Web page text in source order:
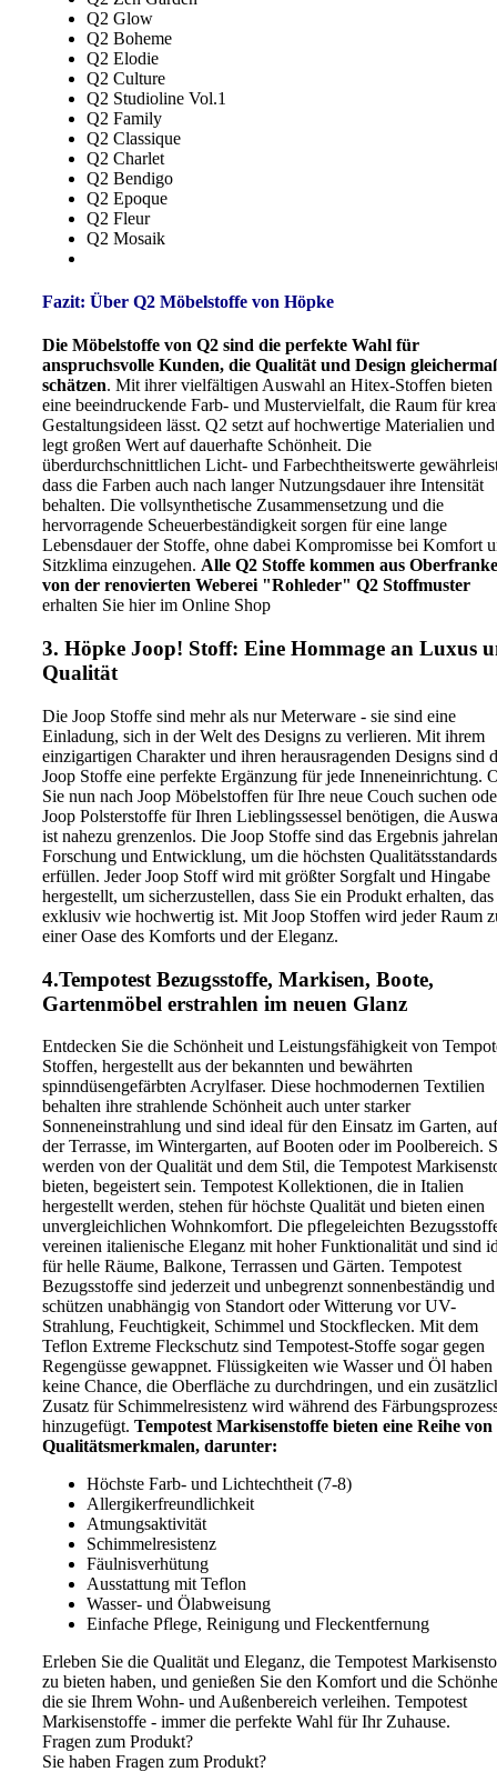
Q2 Glow
Q2 Boheme
Q2 Elodie
Q2 Culture
Q2 Studioline Vol.1
Q2 Family
Q2 Classique
Q2 Charlet
Q2 Bendigo
Q2 Epoque
Q2 Fleur
Q2 Mosaik
Fazit: Über Q2 Möbelstoffe von Höpke
Die Möbelstoffe von Q2 sind die perfekte Wahl für
anspruchsvolle Kunden, die Qualität und Design
schätzen. Mit ihrer vielfältigen Auswahl an Hitex-Stoffen bieten
eine beeindruckende Farb- und Mustervielfalt, die Raum für
Gestaltungsideen lässt. Q2 setzt auf hochwertige Materialien und
legt großen Wert auf dauerhafte Schönheit. Die
überdurchschnittlichen Licht- und Farbechtheitswerte
dass die Farben auch nach langer Nutzungsdauer ihre Intensität
behalten. Die vollsynthetische Zusammensetzung und die
hervorragende Scheuerbeständigkeit sorgen für eine lange
Lebensdauer der Stoffe, ohne dabei Kompromisse bei Komfort
Sitzklima einzugehen. Alle Q2 Stoffe kommen aus
von der renovierten Weberei "Rohleder" Q2 Stoffmuster
erhalten Sie hier im Online Shop
3. Höpke Joop! Stoff: Eine Hommage an Luxus
Qualität
Die Joop Stoffe sind mehr als nur Meterware - sie sind eine
Einladung, sich in der Welt des Designs zu verlieren. Mit ihrem
einzigartigen Charakter und ihren herausragenden Designs sind
Joop Stoffe eine perfekte Ergänzung für jede Inneneinrichtung.
Sie nun nach Joop Möbelstoffen für Ihre neue Couch suchen
Joop Polsterstoffe für Ihren Lieblingssessel benötigen, die
ist nahezu grenzenlos. Die Joop Stoffe sind das Ergebnis
Forschung und Entwicklung, um die höchsten
erfüllen. Jeder Joop Stoff wird mit größter Sorgfalt und Hingabe
hergestellt, um sicherzustellen, dass Sie ein Produkt erhalten, das
exklusiv wie hochwertig ist. Mit Joop Stoffen wird jeder Raum
einer Oase des Komforts und der Eleganz.
4.Tempotest Bezugsstoffe, Markisen, Boote,
Gartenmöbel erstrahlen im neuen Glanz
Entdecken Sie die Schönheit und Leistungsfähigkeit von
Stoffen, hergestellt aus der bekannten und bewährten
spinndüsengefärbten Acrylfaser. Diese hochmodernen Textilien
behalten ihre strahlende Schönheit auch unter starker
Sonneneinstrahlung und sind ideal für den Einsatz im Garten, auf
der Terrasse, im Wintergarten, auf Booten oder im Poolbereich.
werden von der Qualität und dem Stil, die Tempotest
bieten, begeistert sein. Tempotest Kollektionen, die in Italien
hergestellt werden, stehen für höchste Qualität und bieten einen
unvergleichlichen Wohnkomfort. Die pflegeleichten
vereinen italienische Eleganz mit hoher Funktionalität und sind
für helle Räume, Balkone, Terrassen und Gärten. Tempotest
Bezugsstoffe sind jederzeit und unbegrenzt sonnenbeständig und
schützen unabhängig von Standort oder Witterung vor UV-
Strahlung, Feuchtigkeit, Schimmel und Stockflecken. Mit dem
Teflon Extreme Fleckschutz sind Tempotest-Stoffe sogar gegen
Regengüsse gewappnet. Flüssigkeiten wie Wasser und Öl haben
keine Chance, die Oberfläche zu durchdringen, und ein
Zusatz für Schimmelresistenz wird während des
hinzugefügt. Tempotest Markisenstoffe bieten eine Reihe von
Qualitätsmerkmalen, darunter:
Höchste Farb- und Lichtechtheit (7-8)
Allergikerfreundlichkeit
Atmungsaktivität
Schimmelresistenz
Fäulnisverhütung
Ausstattung mit Teflon
Wasser- und Ölabweisung
Einfache Pflege, Reinigung und Fleckentfernung
Erleben Sie die Qualität und Eleganz, die Tempotest
zu bieten haben, und genießen Sie den Komfort und die
die sie Ihrem Wohn- und Außenbereich verleihen. Tempotest
Markisenstoffe - immer die perfekte Wahl für Ihr Zuhause.
Fragen zum Produkt?
Sie haben Fragen zum Produkt?